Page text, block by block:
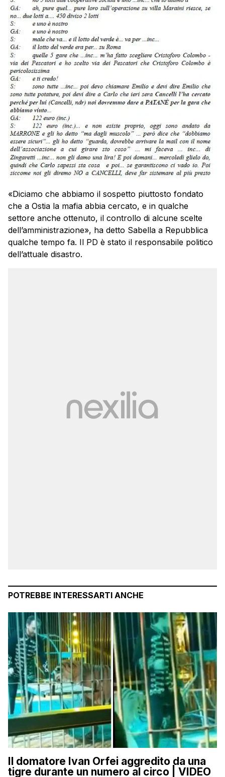
«Diciamo che abbiamo il sospetto piuttosto fondato
che a Ostia la mafia abbia cercato, e in qualche
settore anche ottenuto, il controllo di alcune scelte
dell’amministrazione», ha detto Sabella a Repubblica
qualche tempo fa. Il PD è stato il responsabile politico
dell’attuale disastro.
POTREBBE INTERESSARTI ANCHE
Il domatore Ivan Orfei aggredito da una
tigre durante un numero al circo | VIDEO